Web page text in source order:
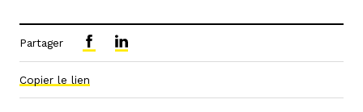
Partager
Copier le lien